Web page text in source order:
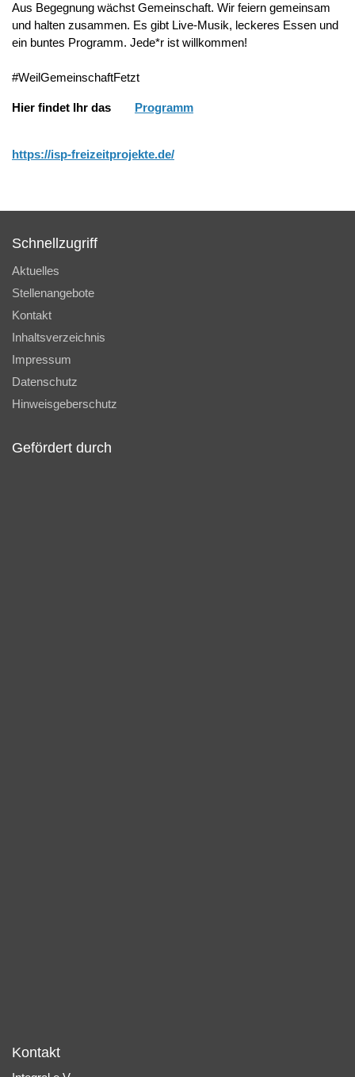
Aus Begegnung wächst Gemeinschaft. Wir feiern gemeinsam
und halten zusammen. Es gibt Live-Musik, leckeres Essen und
ein buntes Programm. Jede*r ist willkommen!
#WeilGemeinschaftFetzt
Hier findet Ihr das Programm
https://isp-freizeitprojekte.de/
Schnellzugriff
Aktuelles
Stellenangebote
Kontakt
Inhaltsverzeichnis
Impressum
Datenschutz
Hinweisgeberschutz
Gefördert durch
Kontakt